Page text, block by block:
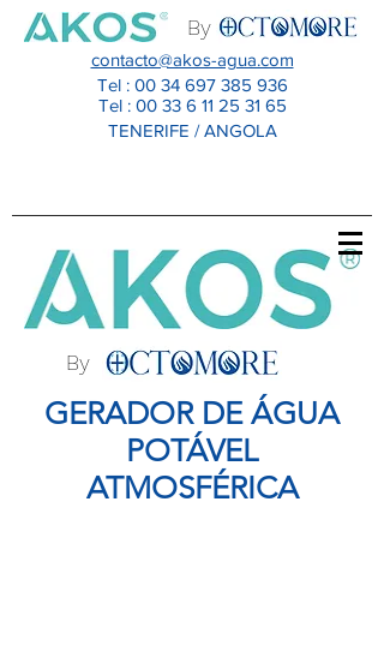
By
contacto@akos-agua.com
Tel : 00 34 697 385 936
Tel : 00 33 6 11 25 31 65
TENERIFE / ANGOLA
By
GERADOR DE ÁGUA
POTÁVEL
ATMOSFÉRICA